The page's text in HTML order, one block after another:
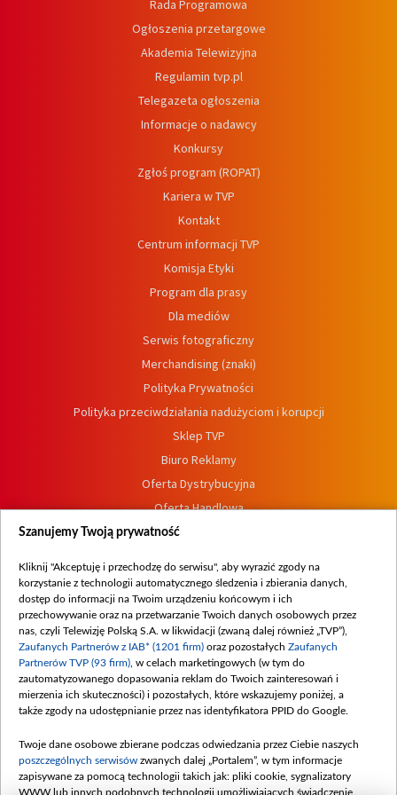
Rada Programowa
Ogłoszenia przetargowe
Akademia Telewizyjna
Regulamin tvp.pl
Telegazeta ogłoszenia
Informacje o nadawcy
Konkursy
Zgłoś program (ROPAT)
Kariera w TVP
Kontakt
Centrum informacji TVP
Komisja Etyki
Program dla prasy
Dla mediów
Serwis fotograficzny
Merchandising (znaki)
Polityka Prywatności
Polityka przeciwdziałania nadużyciom i korupcji
Sklep TVP
Biuro Reklamy
Oferta Dystrybucyjna
Oferta Handlowa
Dostępność
Procedura zgłoszeń wewnętrznych
Szanujemy Twoją prywatność
Kliknij "Akceptuję i przechodzę do serwisu", aby wyrazić zgody na
korzystanie z technologii automatycznego śledzenia i zbierania danych,
dostęp do informacji na Twoim urządzeniu końcowym i ich
przechowywanie oraz na przetwarzanie Twoich danych osobowych przez
nas, czyli Telewizję Polską S.A. w likwidacji (zwaną dalej również „TVP”),
Zaufanych Partnerów z IAB* (1201 firm) oraz pozostałych Zaufanych
Partnerów TVP (93 firm) , w celach marketingowych (w tym do
zautomatyzowanego dopasowania reklam do Twoich zainteresowań i
mierzenia ich skuteczności) i pozostałych, które wskazujemy poniżej, a
także zgody na udostępnianie przez nas identyfikatora PPID do Google.
Twoje dane osobowe zbierane podczas odwiedzania przez Ciebie naszych
poszczególnych serwisów zwanych dalej „Portalem”, w tym informacje
zapisywane za pomocą technologii takich jak: pliki cookie, sygnalizatory
WWW lub innych podobnych technologii umożliwiających świadczenie